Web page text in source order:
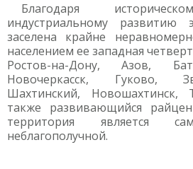
Благодаря
индустриальному развитию
заселена крайне
населением ее западная
Ростов-на-Дону, Азов,
Новочеркасск, Гуково,
Шахтинский,
также развивающийся
территория является
неблагополучной.